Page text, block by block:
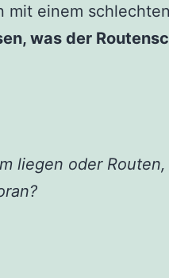
mit einem
was der
liegen oder